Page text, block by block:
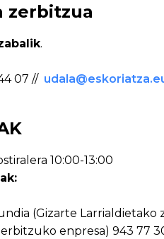
zerbitzua
.
07 //
10:00-13:00
(Gizarte Larrialdietako
enpresa) 943 77